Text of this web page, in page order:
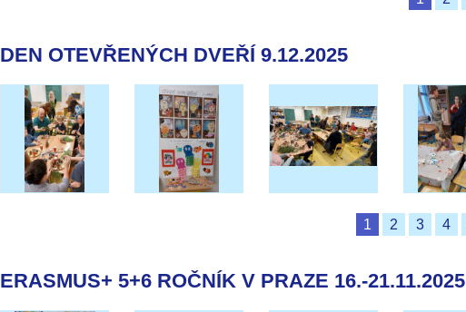
DEN OTEVŘENÝCH DVEŘÍ 9.12.2025
1 2 3 4
ERASMUS+ 5+6 ROČNÍK V PRAZE 16.-21.11.2025